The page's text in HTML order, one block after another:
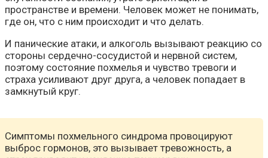
пространстве и времени. Человек может не понимать,
где он, что с ним происходит и что делать.
И панические атаки, и алкоголь вызывают реакцию со
стороны сердечно-сосудистой и нервной систем,
поэтому состояние похмелья и чувство тревоги и
страха усиливают друг друга, а человек попадает в
замкнутый круг.
Симптомы похмельного синдрома провоцируют
выброс гормонов, это вызывает тревожность, а